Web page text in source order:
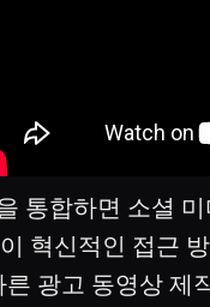
통합하면 소셜
혁신적인 접근
광고 동영상